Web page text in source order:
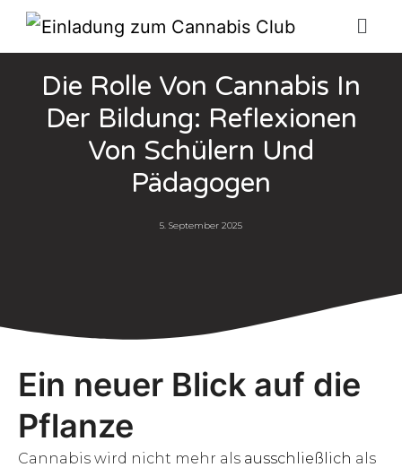
Die Rolle Von Cannabis In
Der Bildung: Reflexionen
Von Schülern Und
Pädagogen
5. September 2025
Ein neuer Blick auf die
Pflanze
Cannabis wird nicht mehr als ausschließlich als